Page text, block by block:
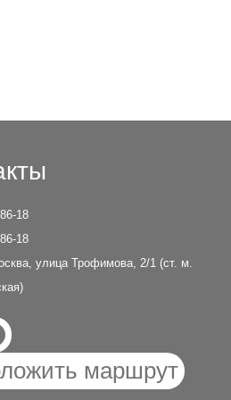
18
18
улица Трофимова, 2/1 (ст. м.